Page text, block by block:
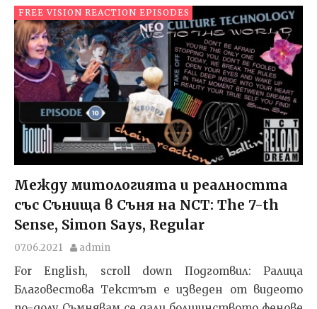
FREE VISION REACTION EPISODES
Между митологията и реалността
със Сънища в Съня на NCT: The 7-th
Sense, Simon Says, Regular
07.06.2021 admin
For English, scroll down Подготвил: Ралица
Благовестова Текстът e изведен от видеото